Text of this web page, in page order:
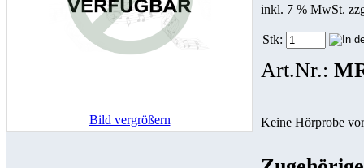
Bild vergrößern
inkl. 7 % MwSt.
Stk:
Art.Nr.:
Keine Hörprobe